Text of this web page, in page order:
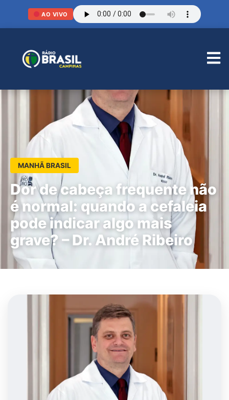
AO VIVO
MANHÃ BRASIL
Dor de cabeça frequente não
é normal: quando a cefaleia
pode indicar algo mais
grave? – Dr. André Ribeiro